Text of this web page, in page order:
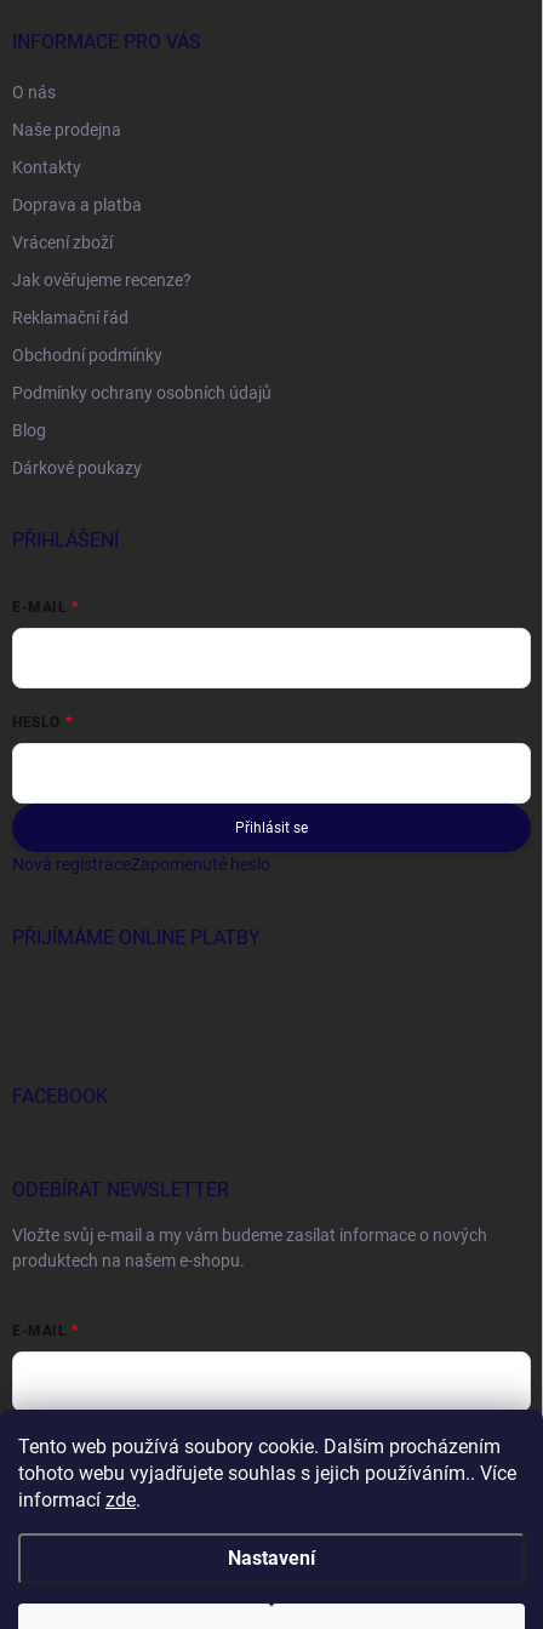
Tento web používá soubory cookie. Dalším procházením
tohoto webu vyjadřujete souhlas s jejich používáním.. Více
informací zde.
Nastavení
INFORMACE PRO VÁS
O nás
Naše prodejna
Kontakty
Doprava a platba
Vrácení zboží
Jak ověřujeme recenze?
Reklamační řád
Obchodní podmínky
Podmínky ochrany osobních údajů
Blog
Dárkové poukazy
PŘIHLÁŠENÍ
E-MAIL
HESLO
Přihlásit se
Nová registraceZapomenuté heslo
PŘIJÍMÁME ONLINE PLATBY
FACEBOOK
ODEBÍRAT NEWSLETTER
Vložte svůj e-mail a my vám budeme zasílat informace o nových
produktech na našem e-shopu.
E-MAIL
Vložením e-mailu souhlasíte spodmínkami ochrany osobních údajů
Přihlásit se
Copyright 2026DOCTORFISHING.CZ. Všechna práva vyhrazena.